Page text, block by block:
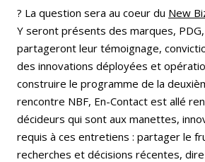
? La question sera au coeur du New
Y seront présents des marques,
partageront leur témoignage,
des innovations déployées et
construire le programme de la
rencontre NBF, En-Contact est allé
décideurs qui sont aux manettes,
requis à ces entretiens : partager le
recherches et décisions récentes,